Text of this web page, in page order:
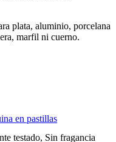
plata, aluminio, porcelana
marfil ni cuerno.
en pastillas
testado, Sin fragancia